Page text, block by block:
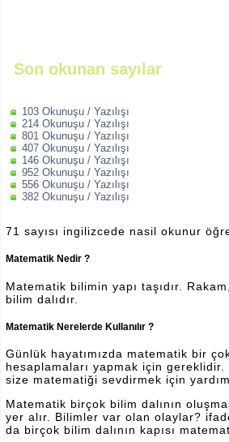
Son okunan sayılar
103 Okunuşu / Yazılışı
214 Okunuşu / Yazılışı
801 Okunuşu / Yazılışı
407 Okunuşu / Yazılışı
146 Okunuşu / Yazılışı
952 Okunuşu / Yazılışı
556 Okunuşu / Yazılışı
382 Okunuşu / Yazılışı
71 sayısı ingilizcede nasil okunur
Matematik Nedir ?
Matematik bilimin yapı taşıdır.
bilim dalıdır.
Matematik Nerelerde Kullanılır ?
Günlük hayatımızda matematik bir
hesaplamaları yapmak için
size matematiği sevdirmek için
Matematik birçok bilim dalının
yer alır. Bilimler var olan olaylar?
da birçok bilim dalının kapısı